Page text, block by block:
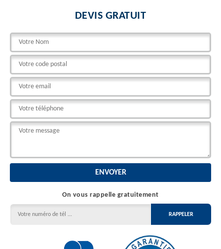
DEVIS GRATUIT
On vous rappelle gratuitement